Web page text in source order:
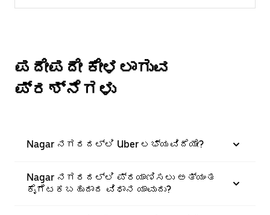
ಪದೇಪದೇ ಕೇಳಲಾಗುವ
ಪ್ರಶ್ನೆಗಳು
Nagar ನಗರದಲ್ಲಿ Uber ಲಭ್ಯವಿದೆಯೇ?
Nagar ನಗರದಲ್ಲಿ ಪ್ರಯಾಣಿಸಲು ಅತ್ಯಂತ
ಕೈಗೆಟಕಬಹುದಾದ ವಿಧಾನ ಯಾವುದು?